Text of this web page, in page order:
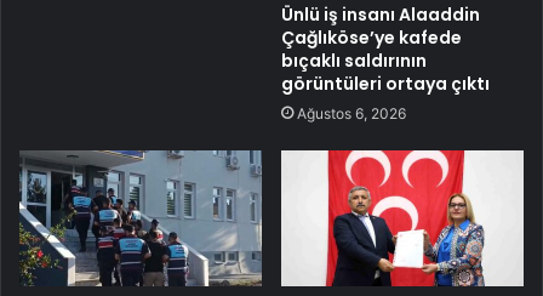
Ünlü iş insanı Alaaddin
Çağlıköse’ye kafede
bıçaklı saldırının
görüntüleri ortaya çıktı
Ağustos 6, 2026